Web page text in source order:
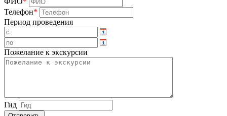
Телефон*
Период проведения
Пожелание к экскурсии
Гид